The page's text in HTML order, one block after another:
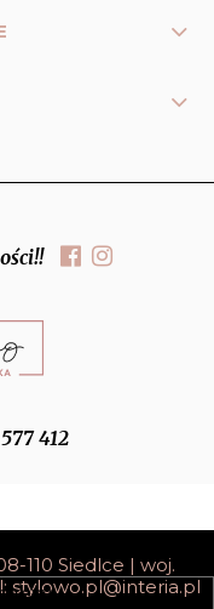
412
110 Siedlce | woj.
stylowo.pl@interia.pl